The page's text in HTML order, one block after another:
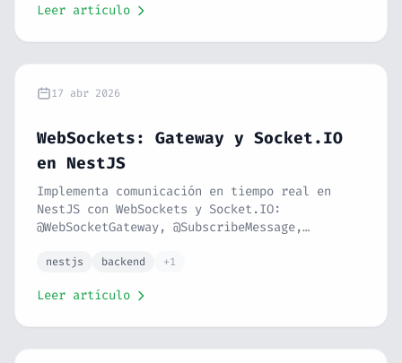
decorators y Exception Filters. Tipado
Leer artículo
17 abr 2026
WebSockets: Gateway y Socket.IO
en NestJS
Implementa comunicación en tiempo real en
NestJS con WebSockets y Socket.IO:
@WebSocketGateway, @SubscribeMessage,
autenticación JWT en WebSockets, eventos
broadcasting, chat rooms y notificaciones en
nestjs backend +1
Leer artículo